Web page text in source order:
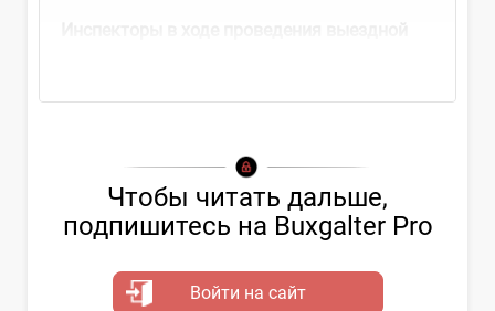
Чтобы читать дальше,
подпишитесь на Buxgalter Pro
Войти на сайт